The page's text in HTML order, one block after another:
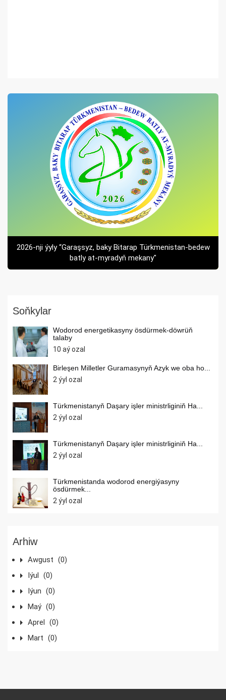
2026-nji ýyly “Garaşsyz, baky Bitarap Türkmenistan-bedew
batly at-myradyň mekany"
Soňkylar
Wodorod energetikasyny ösdürmek-döwrüň
talaby
10 aý ozal
Birleşen Milletler Guramasynyň Azyk we oba ho...
2 ýyl ozal
Türkmenistanyň Daşary işler ministrliginiň Ha...
2 ýyl ozal
Türkmenistanyň Daşary işler ministrliginiň Ha...
2 ýyl ozal
Türkmenistanda wodorod energiýasyny
ösdürmek...
2 ýyl ozal
Arhiw
Awgust (0)
Iýul (0)
Iýun (0)
Maý (0)
Aprel (0)
Mart (0)